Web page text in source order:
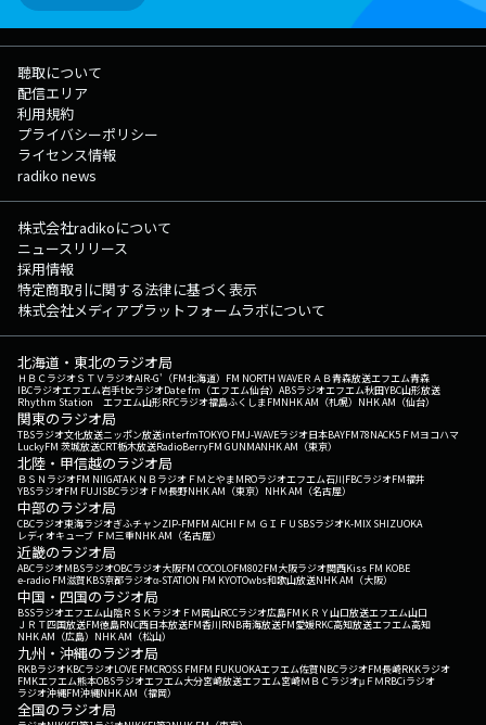
聴取について
配信エリア
利用規約
プライバシーポリシー
ライセンス情報
radiko news
株式会社radikoについて
ニュースリリース
採用情報
特定商取引に関する法律に基づく表示
株式会社メディアプラットフォームラボについて
北海道・東北のラジオ局
ＨＢＣラジオＳＴＶラジオAIR-G'（FM北海道） FM NORTH WAVEＲＡＢ青森放送エフエム青森
IBCラジオエフエム岩手tbcラジオDate fm（エフエム仙台） ABSラジオエフエム秋田YBC山形放送
Rhythm Station エフエム山形RFCラジオ福島ふくしまFMNHK AM（札幌） NHK AM（仙台）
関東のラジオ局
TBSラジオ文化放送ニッポン放送interfmTOKYO FMJ-WAVEラジオ日本BAYFM78NACK5 ＦＭヨコハマ
LuckyFM 茨城放送CRT栃木放送RadioBerryFM GUNMANHK AM（東京）
北陸・甲信越のラジオ局
ＢＳＮラジオFM NIIGATAＫＮＢラジオ ＦＭとやまMROラジオエフエム石川FBCラジオFM福井
YBSラジオFM FUJISBCラジオ ＦＭ長野NHK AM（東京） NHK AM（名古屋）
中部のラジオ局
CBCラジオ東海ラジオぎふチャンZIP-FMFM AICHI ＦＭ ＧＩＦＵ SBSラジオK-MIX SHIZUOKA
レディオキューブ ＦＭ三重NHK AM（名古屋）
近畿のラジオ局
ABCラジオMBSラジオOBCラジオ大阪FM COCOLOFM802FM大阪ラジオ関西Kiss FM KOBE
e-radio FM滋賀KBS京都ラジオα-STATION FM KYOTOwbs和歌山放送NHK AM（大阪）
中国・四国のラジオ局
BSSラジオエフエム山陰ＲＳＫラジオ ＦＭ岡山RCCラジオ広島FM ＫＲＹ山口放送エフエム山口
ＪＲＴ四国放送FM徳島RNC西日本放送FM香川RNB南海放送FM愛媛RKC高知放送エフエム高知
NHK AM（広島） NHK AM（松山）
九州・沖縄のラジオ局
RKBラジオKBCラジオLOVE FMCROSS FMFM FUKUOKAエフエム佐賀NBCラジオFM長崎RKKラジオ
FMKエフエム熊本OBSラジオエフエム大分宮崎放送エフエム宮崎ＭＢＣラジオμＦＭRBCiラジオ
ラジオ沖縄FM沖縄NHK AM（福岡）
全国のラジオ局